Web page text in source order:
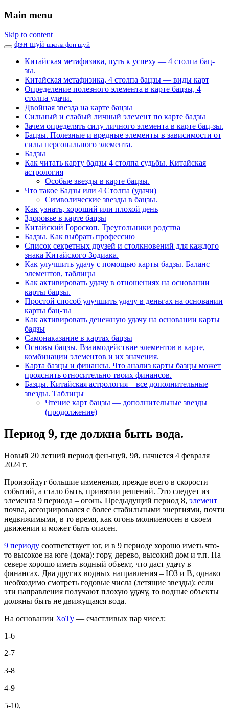
Main menu
Skip to content
фэн шуй школа фэн шуй
Китайская метафизика, путь к успеху — 4 столпа бац-
зы.
Китайская метафизика, 4 столпа бацзы — виды карт
Определение полезного элемента в карте бацзы, 4
столпа удачи.
Двойная звезда на карте бацзы
Сильный и слабый личный элемент по карте бадзы
Зачем определять силу личного элемента в карте бац-зы.
Бацзы. Полезные и вредные элементы в зависимости от
силы персонального элемента.
Бадзы
Как читать карту бадзы 4 столпа судьбы. Китайская
астрология
Особые звезды в карте бацзы.
Что такое Бадзы или 4 Столпа (удачи)
Символические звезды в бацзы.
Как узнать, хороший или плохой день
Здоровье в карте бацзы
Китайский Гороскоп. Треугольники родства
Бадзы. Как выбрать профессию
Список секретных друзей и cтолкновений для каждого
знака Китайского Зодиака.
Как улучшить удачу с помощью карты бадзы. Баланс
элементов, таблицы
Как активировать удачу в отношениях на основании
карты бацзы.
Простой способ улучшить удачу в деньгах на основании
карты бац-зы
Как активировать денежную удачу на основании карты
бадзы
Самонаказание в картах бацзы
Основы бацзы. Взаимодействие элементов в карте,
комбинации элементов и их значения.
Карта базцы и финансы. Что анализ карты базцы может
прояснить относительно твоих финансов.
Базцы. Китайская астрология – все дополнительные
звезды. Таблицы
Чтение карт бацзы — дополнительные звезды
(продолжение)
Период 9, где должна быть вода.
Новый 20 летний период фен-шуй, 9й, начнется 4 февраля
2024 г.
Произойдут большие изменения, прежде всего в скорости
событий, а стало быть, принятии решений. Это следует из
элемента 9 периода – огонь. Предыдущий период 8, элемент
почва, ассоциировался с более стабильными энергиями, почти
недвижимыми, в то время, как огонь молниеносен в своем
движении и может быть опасен.
9 периоду соответствует юг, и в 9 периоде хорошо иметь что-
то высокое на юге (дома): гору, дерево, высокий дом и т.п. На
севере хорошо иметь водный объект, что даст удачу в
финансах. Два других водных направления – ЮЗ и В, однако
необходимо смотреть годовые числа (летящие звезды): если
эти направления получают плохую удачу, то водные объекты
должны быть не движущаяся вода.
На основании ХоТу — счастливых пар чисел:
1-6
2-7
3-8
4-9
5-10,